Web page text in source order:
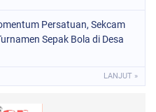
Persatuan, Sekcam
Sepak Bola di Desa
LANJUT »